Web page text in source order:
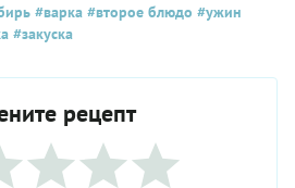
#варка #второе блюдо #ужин
#закуска
рецепт